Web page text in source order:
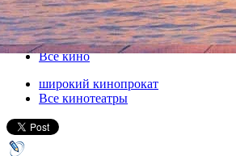
06 февраля 2020, четверг-19 февраля
Версия для печати
Все кино
широкий кинопрокат
Все кинотеатры